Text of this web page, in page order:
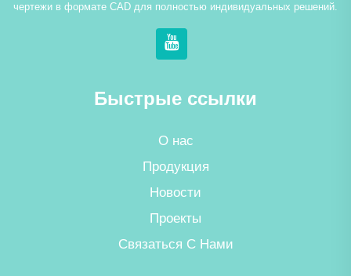
чертежи в формате CAD для полностью индивидуальных решений.
Быстрые ссылки
О нас
Продукция
Новости
Проекты
Связаться С Нами